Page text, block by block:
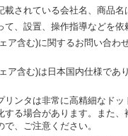
載されている会社名、商品名
て、設置、操作指導などを
ア含む)に関するお問い合わ
ア含む)は日本国内仕様であ
リンタは非常に高精細なド
する場合があります。また
、ご注意ください。